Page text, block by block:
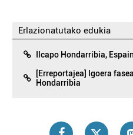
Erlazionatutako edukia
Ilcapo Hondarribia,
[Erreportajea] Igoera
Hondarribia